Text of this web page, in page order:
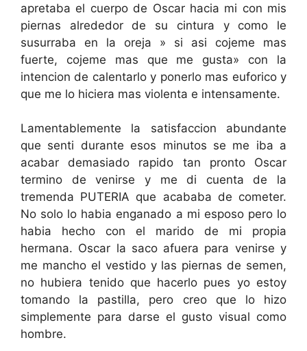
apretaba el cuerpo de Oscar hacia mi con mis
piernas alrededor de su cintura y como le
susurraba en la oreja » si asi cojeme mas
fuerte, cojeme mas que me gusta» con la
intencion de calentarlo y ponerlo mas euforico y
que me lo hiciera mas violenta e intensamente.
Lamentablemente la satisfaccion abundante
que senti durante esos minutos se me iba a
acabar demasiado rapido tan pronto Oscar
termino de venirse y me di cuenta de la
tremenda PUTERIA que acababa de cometer.
No solo lo habia enganado a mi esposo pero lo
habia hecho con el marido de mi propia
hermana. Oscar la saco afuera para venirse y
me mancho el vestido y las piernas de semen,
no hubiera tenido que hacerlo pues yo estoy
tomando la pastilla, pero creo que lo hizo
simplemente para darse el gusto visual como
hombre.